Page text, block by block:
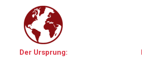
Der Ursprung: